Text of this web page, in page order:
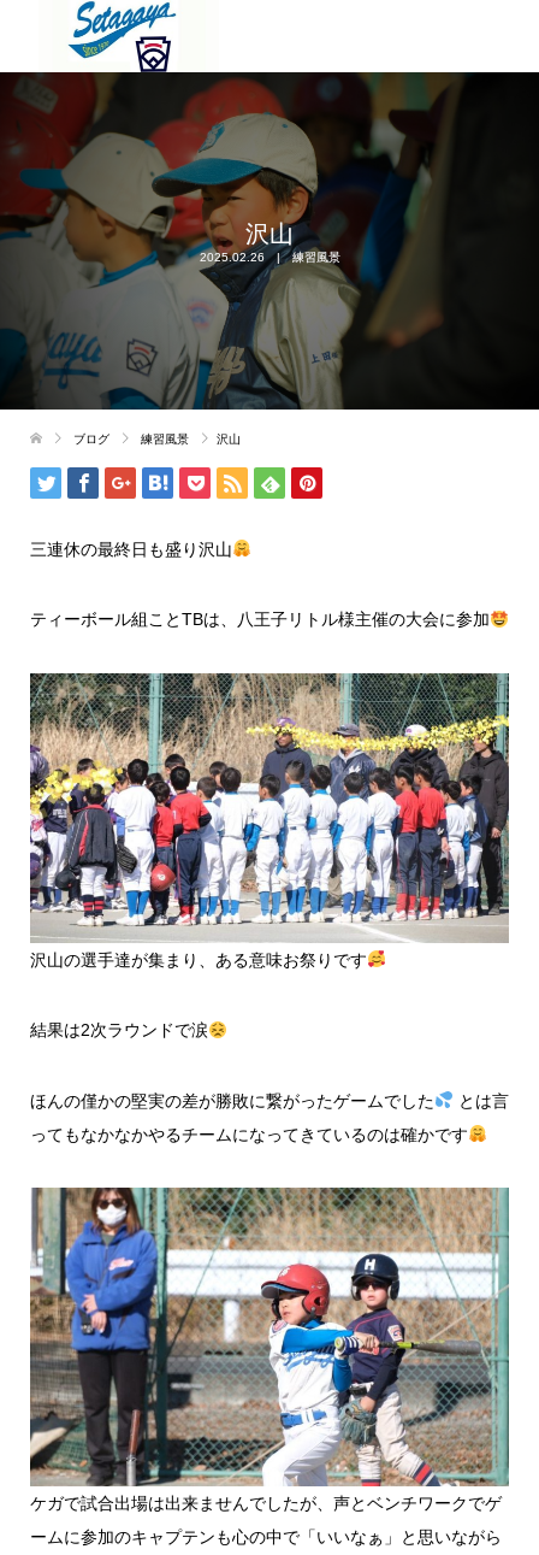
沢山
2025.02.26 練習風景
ブログ 練習風景 沢山
三連休の最終日も盛り沢山
ティーボール組ことTBは、八王子リトル様主催の大会に参加
沢山の選手達が集まり、ある意味お祭りです
結果は2次ラウンドで涙
ほんの僅かの堅実の差が勝敗に繋がったゲームでした
とは言
ってもなかなかやるチームになってきているのは確かです
ケガで試合出場は出来ませんでしたが、声とベンチワークでゲ
ームに参加のキャプテンも心の中で「いいなぁ」と思いながら